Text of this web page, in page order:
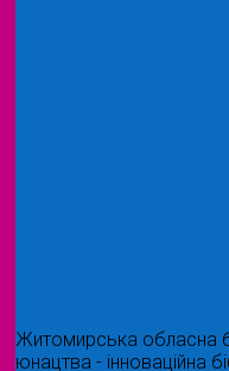
Житомирська обласна
юнацтва - інноваційна